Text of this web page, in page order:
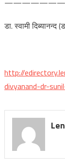
डा. स्वामी
http://
divyanand-dr-